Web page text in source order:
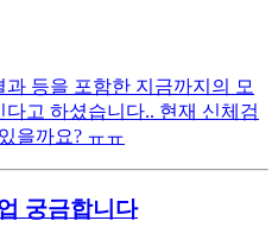
등을 포함한 지금까지의 모
고 하셨습니다.. 현재 신체검
을까요? ㅠㅠ
궁금합니다